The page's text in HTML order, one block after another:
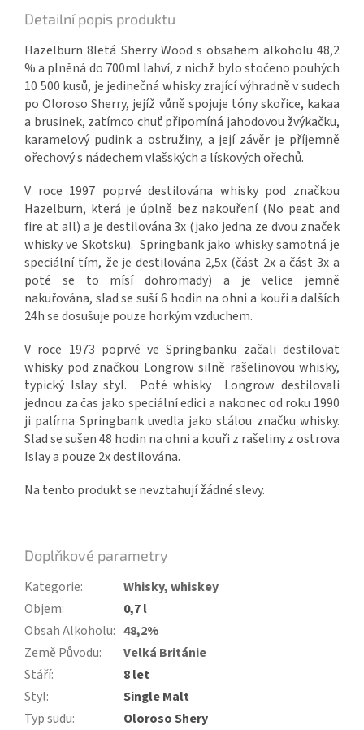
Detailní popis produktu
Hazelburn 8letá Sherry Wood s obsahem alkoholu 48,2
% a plněná do 700ml lahví, z nichž bylo stočeno pouhých
10 500 kusů, je jedinečná whisky zrající výhradně v sudech
po Oloroso Sherry, jejíž vůně spojuje tóny skořice, kakaa
a brusinek, zatímco chuť připomíná jahodovou žvýkačku,
karamelový pudink a ostružiny, a její závěr je příjemně
ořechový s nádechem vlašských a lískových ořechů.
V roce 1997 poprvé destilována whisky pod značkou
Hazelburn, která je úplně bez nakouření (No peat and
fire at all) a je destilována 3x (jako jedna ze dvou značek
whisky ve Skotsku). Springbank jako whisky samotná je
speciální tím, že je destilována 2,5x (část 2x a část 3x a
poté se to mísí dohromady) a je velice jemně
nakuřována, slad se suší 6 hodin na ohni a kouři a dalších
24h se dosušuje pouze horkým vzduchem.
V roce 1973 poprvé ve Springbanku začali destilovat
whisky pod značkou Longrow silně rašelinovou whisky,
typický Islay styl. Poté whisky Longrow destilovali
jednou za čas jako speciální edici a nakonec od roku 1990
ji palírna Springbank uvedla jako stálou značku whisky.
Slad se sušen 48 hodin na ohni a kouři z rašeliny z ostrova
Islay a pouze 2x destilována.
Na tento produkt se nevztahují žádné slevy.
Doplňkové parametry
Kategorie:
Whisky, whiskey
Objem:
0,7 l
Obsah Alkoholu: 48,2%
Země Původu:
Velká Británie
Stáří:
8 let
Styl:
Single Malt
Typ sudu:
Oloroso Shery